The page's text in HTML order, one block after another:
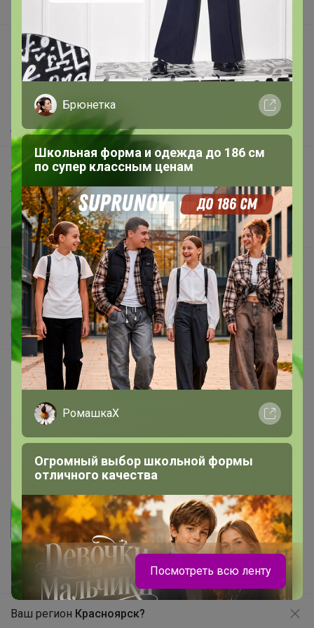
Ваш регион Красноярск?
support@24-ok.ru
Написать в поддержку
Защита покупателя
Помощь
О нас
Все предложения
Анонсы
Новости
Поддержка альпак
Самое выгодное
Хиты продаж
Самое желанное
Самое быстрое
Начать зарабатывать с 24-ok
Picabox.ru - Лучшее место для ваших изображений
Розыгрыш - Генератор случайных чисел
Пульс нашего маркетплейса
Укорачиватель ссылок
Брюнетка
Школьная форма и одежда до 186 см
по супер классным ценам
РомашкаХ
Огромный выбор школьной формы
отличного качества
Посмотреть всю ленту
Продолжая использовать этот сайт и нажимая кнопку